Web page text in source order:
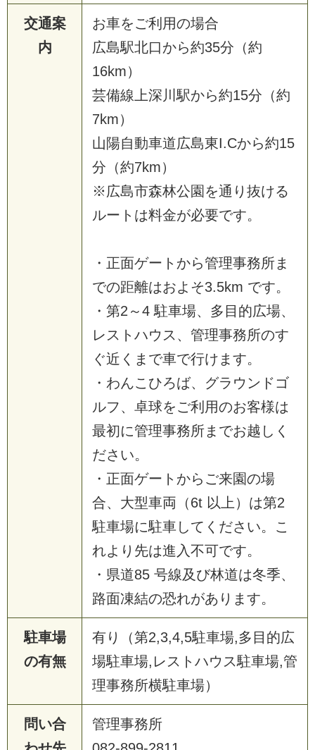
交通案
内
お車をご利用の場合
広島駅北口から約35分（約
16km）
芸備線上深川駅から約15分（約
7km）
山陽自動車道広島東I.Cから約15
分（約7km）
※広島市森林公園を通り抜ける
ルートは料金が必要です。
・正面ゲートから管理事務所ま
での距離はおよそ3.5km です。
・第2～4 駐車場、多目的広場、
レストハウス、管理事務所のす
ぐ近くまで車で行けます。
・わんこひろば、グラウンドゴ
ルフ、卓球をご利用のお客様は
最初に管理事務所までお越しく
ださい。
・正面ゲートからご来園の場
合、大型車両（6t 以上）は第2
駐車場に駐車してください。こ
れより先は進入不可です。
・県道85 号線及び林道は冬季、
路面凍結の恐れがあります。
駐車場
の有無
有り（第2,3,4,5駐車場,多目的広
場駐車場,レストハウス駐車場,管
理事務所横駐車場）
問い合
管理事務所